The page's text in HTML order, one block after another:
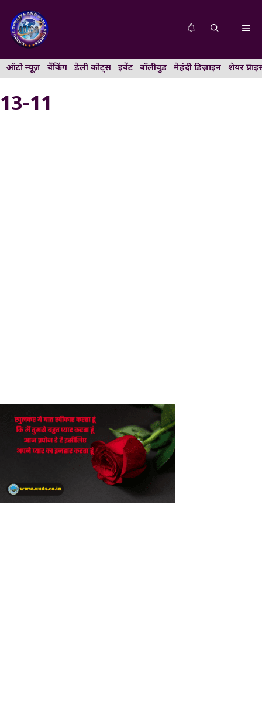
content
ऑटो न्यूज़ बैंकिंग डेली कोट्स इवेंट बॉलीवुड मेहंदी डिज़ाइन शेयर
13-11